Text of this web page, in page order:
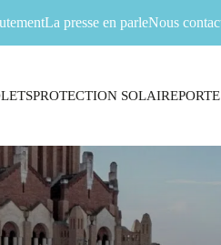
La presse en parleNous
PROTECTION SOLAIRE